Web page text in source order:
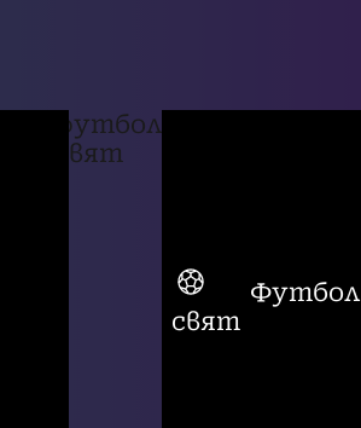
футбол
свят
Футбол
свят